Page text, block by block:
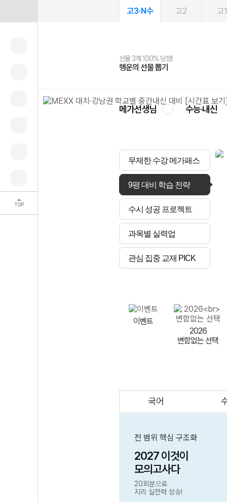
TOP
고3·N수 고2 고1
선물 3개 100% 당첨!
행운의 선물 뽑기
선물 100% 증정!
메가스터디 X 올리브
여름방학 스터디 캐시백
메가런 썸머스쿨
2027 러셀 단과
강사 공개선발
스마트러닝앱
설문 EVENT
메가패스
3일 무료 체험권
메가패스 수강생 무료혜택!
메가클럽 멤버십
사회공헌 캠페인
희망이룸 메가나눔
메가선생님 수능·내신
무제한 수강 메가패스
9평 대비 학습 전략
수시 성공 프로젝트
과목별 실력업
관심 집중 교재 PICK
이벤트
2026
변함없는 선택
국어
전 범위 핵심 구조화
2027 이것이
모의고사다
20회분으로
지리 실전력 상승!